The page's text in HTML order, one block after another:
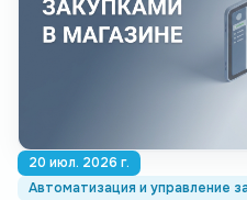
20 июл. 2026 г.
Автоматизация и управление